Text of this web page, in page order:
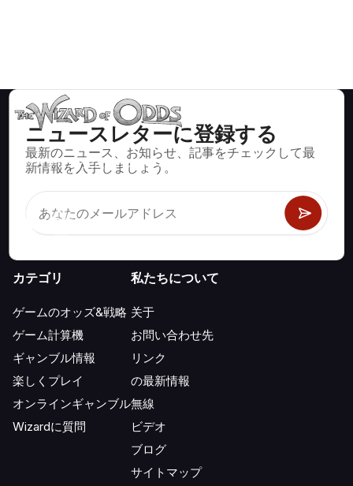
ニュースレターに登録する
最新のニュース、お知らせ、記事をチェックして最
新情報を入手しましょう。
ブラックジャック、クラップス、ルーレットなど、数百種類の
カテゴリ
ゲームのオッズ&戦略
ゲーム計算機
ギャンブル情報
楽しくプレイ
オンラインギャンブル
Wizardに質問
私たちについて
关于
お問い合わせ先
リンク
の最新情報
無線
ビデオ
ブログ
サイトマップ